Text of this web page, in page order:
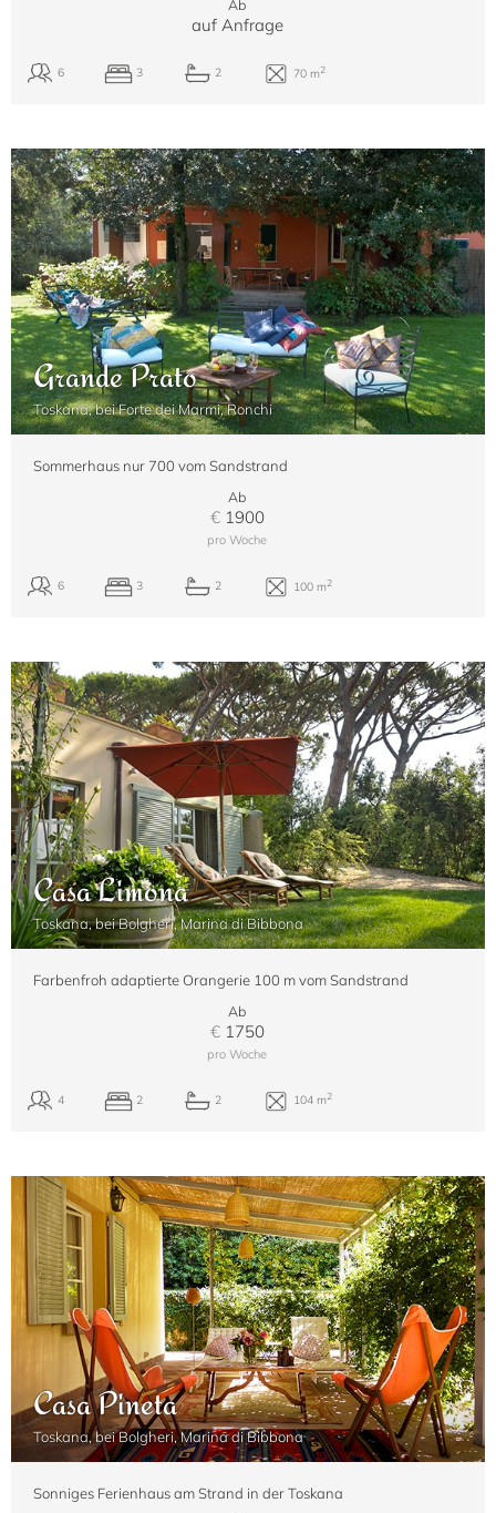
Ab
auf Anfrage
Grande Prato
Toskana, bei Forte dei Marmi, Ronchi
Sommerhaus nur 700 vom Sandstrand
Ab
€1900
pro Woche
Casa Limona
Toskana, bei Bolgheri, Marina di Bibbona
Farbenfroh adaptierte Orangerie 100 m vom Sandstrand
Ab
€1750
pro Woche
Casa Pineta
Toskana, bei Bolgheri, Marina di Bibbona
Sonniges Ferienhaus am Strand in der Toskana